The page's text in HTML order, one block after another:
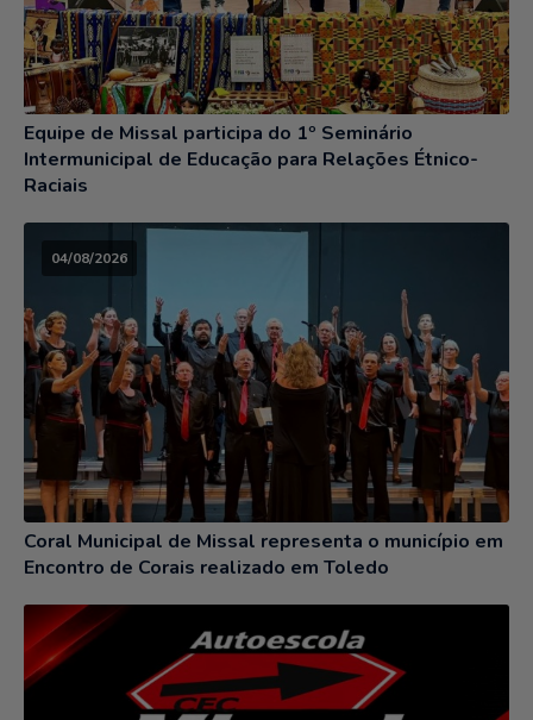
Equipe de Missal participa do 1º Seminário
Intermunicipal de Educação para Relações Étnico-
Raciais
04/08/2026
Coral Municipal de Missal representa o município em
Encontro de Corais realizado em Toledo